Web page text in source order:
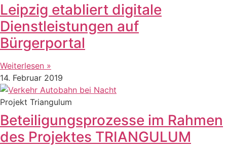
Leipzig etabliert digitale
Dienstleistungen auf
Bürgerportal
Weiterlesen »
14. Februar 2019
Projekt Triangulum
Beteiligungsprozesse im Rahmen
des Projektes TRIANGULUM